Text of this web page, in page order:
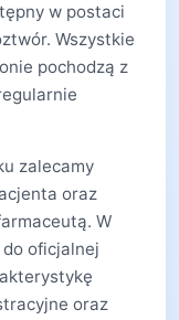
w postaci
Wszystkie
pochodzą z
zalecamy
oraz
W
oficjalnej
oraz